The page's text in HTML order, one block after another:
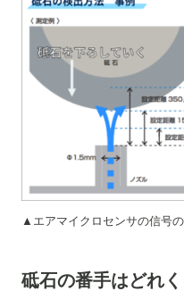
▲エアマイクロセンサの信号
砥石の番手はどれ